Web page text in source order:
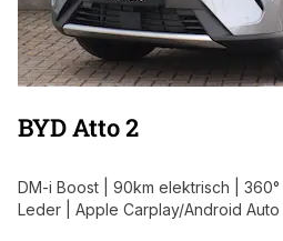
BYD Atto 2
DM-i Boost | 90km elektrisch | 360°
Leder | Apple Carplay/Android Auto |